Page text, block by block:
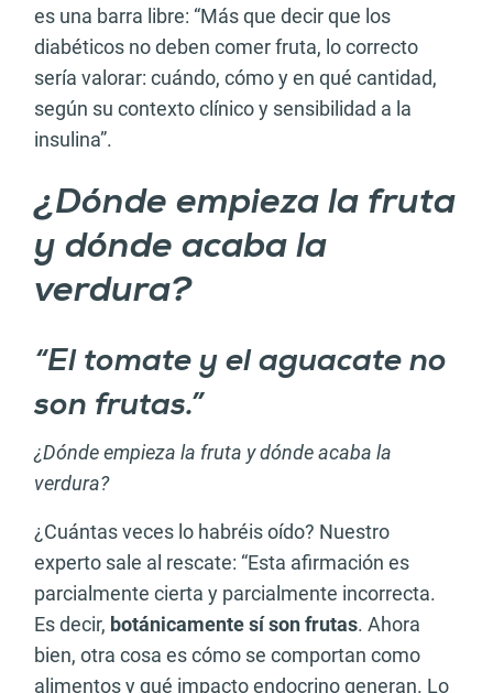
es una barra libre: “Más que decir que los
diabéticos no deben comer fruta, lo correcto
sería valorar: cuándo, cómo y en qué cantidad,
según su contexto clínico y sensibilidad a la
insulina”.
¿Dónde empieza la fruta
y dónde acaba la
verdura?
“El tomate y el aguacate no
son frutas.”
¿Dónde empieza la fruta y dónde acaba la
verdura?
¿Cuántas veces lo habréis oído? Nuestro
experto sale al rescate: “Esta afirmación es
parcialmente cierta y parcialmente incorrecta.
Es decir, botánicamente sí son frutas. Ahora
bien, otra cosa es cómo se comportan como
alimentos y qué impacto endocrino generan. Lo